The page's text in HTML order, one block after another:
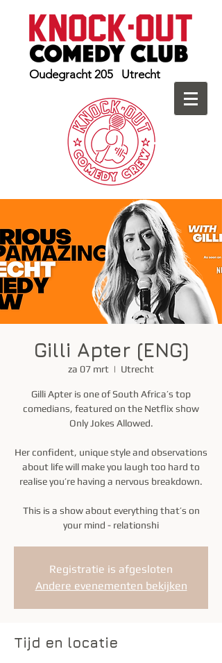
Oudegracht 205 Utrecht
Gilli Apter (ENG)
za 07 mrt
  |
Utrecht
Gilli Apter is one of South Africa’s top
comedians, featured on the Netflix show
Only Jokes Allowed.
Her confident, unique style and observations
about life will make you laugh too hard to
realise you’re having a nervous breakdown.
This is a show about everything that’s on
your mind - relationshi
Registratie is afgesloten
Andere evenementen bekijken
Tijd en locatie